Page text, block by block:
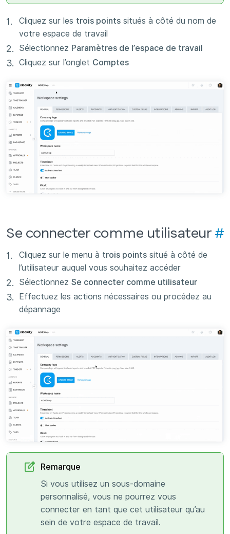
Cliquez sur les trois points situés à côté du nom de
votre espace de travail
Sélectionnez Paramètres de l’espace de travail
Cliquez sur l’onglet Comptes
Se connecter comme utilisateur #
Cliquez sur le menu à trois points situé à côté de
l’utilisateur auquel vous souhaitez accéder
Sélectionnez Se connecter comme utilisateur
Effectuez les actions nécessaires ou procédez au
dépannage
Remarque
Si vous utilisez un sous-domaine
personnalisé, vous ne pourrez vous
connecter en tant que cet utilisateur qu’au
sein de votre espace de travail.